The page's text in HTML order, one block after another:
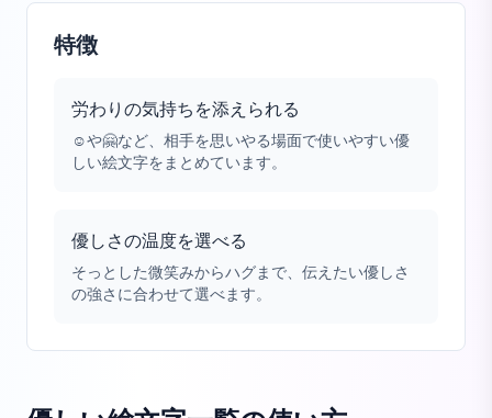
特徴
労わりの気持ちを添えられる
☺️や🤗など、相手を思いやる場面で使いやすい優
しい絵文字をまとめています。
優しさの温度を選べる
そっとした微笑みからハグまで、伝えたい優しさ
の強さに合わせて選べます。